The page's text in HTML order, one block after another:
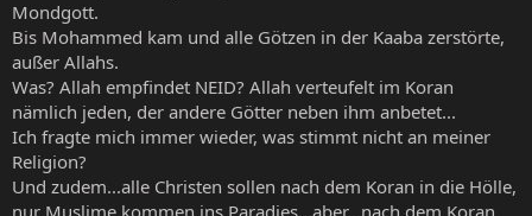
Mondgott.
Bis Mohammed kam und alle Götzen in der Kaaba zerstörte,
außer Allahs.
Was? Allah empfindet NEID? Allah verteufelt im Koran
nämlich jeden, der andere Götter neben ihm anbetet...
Ich fragte mich immer wieder, was stimmt nicht an meiner
Religion?
Und zudem...alle Christen sollen nach dem Koran in die Hölle,
nur Muslime kommen ins Paradies...aber...nach dem Koran